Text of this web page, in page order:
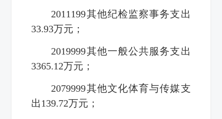
2011199其他纪检监察事务支出
33.93万元；
2019999其他一般公共服务支出
3365.12万元；
2079999其他文化体育与传媒支
出139.72万元；